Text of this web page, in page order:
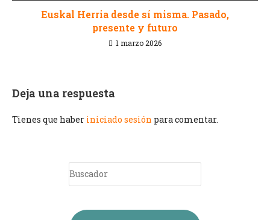
Euskal Herria desde sí misma. Pasado,
presente y futuro
1 marzo 2026
Deja una respuesta
Tienes que haber iniciado sesión para comentar.